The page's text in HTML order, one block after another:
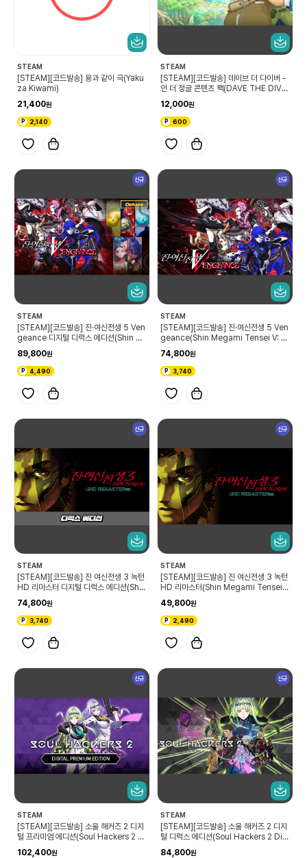
STEAM
[STEAM][코드발송] 용과 같이 극(Yaku
za Kiwami)
21,400
2,140
STEAM
[STEAM][코드발송] 데이브 더 다이버 -
인 더 정글 콘텐츠 팩(DAVE THE DIVE
12,000
600
신규
STEAM
[STEAM][코드발송] 진·여신전생 5 Ven
geance 디지털 디럭스 에디션(Shin M
al Deluxe Edition)
89,800
4,490
신규
STEAM
[STEAM][코드발송] 진·여신전생 5 Ven
geance(Shin Megami Tensei V: V
74,800
3,740
신규
STEAM
[STEAM][코드발송] 진 여신전생 3 녹턴
HD 리마스터 디지털 디럭스 에디션(Shin
EMASTER Digital Deluxe Edition)
74,800
3,740
신규
STEAM
[STEAM][코드발송] 진 여신전생 3 녹턴
HD 리마스터(Shin Megami Tensei II
49,800
2,490
신규
STEAM
[STEAM][코드발송] 소울 해커즈 2 디지
털 프리미엄 에디션(Soul Hackers 2 Di
102,400
신규
STEAM
[STEAM][코드발송] 소울 해커즈 2 디지
털 디럭스 에디션(Soul Hackers 2 Digi
84,800